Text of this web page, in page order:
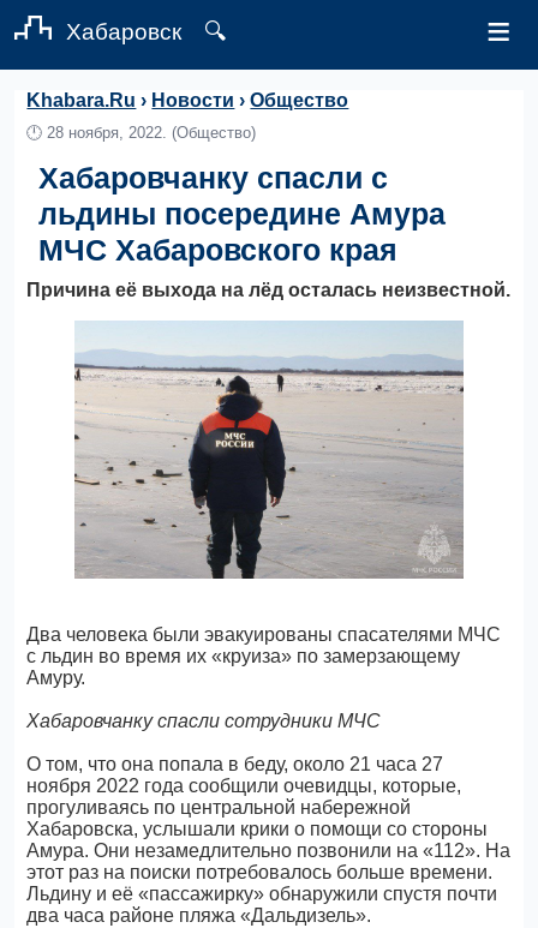
Хабаровск 🔍 ≡
Khabara.Ru › Новости ›Общество
🕛28 ноября, 2022. (Общество)
Хабаровчанку спасли с
льдины посередине Амура
МЧС Хабаровского края
Причина её выхода на лёд осталась неизвестной.
Два человека были эвакуированы спасателями МЧС
с льдин во время их «круиза» по замерзающему
Амуру.
Хабаровчанку спасли сотрудники МЧС
О том, что она попала в беду, около 21 часа 27
ноября 2022 года сообщили очевидцы, которые,
прогуливаясь по центральной набережной
Хабаровска, услышали крики о помощи со стороны
Амура. Они незамедлительно позвонили на «112». На
этот раз на поиски потребовалось больше времени.
Льдину и её «пассажирку» обнаружили спустя почти
два часа районе пляжа «Дальдизель».